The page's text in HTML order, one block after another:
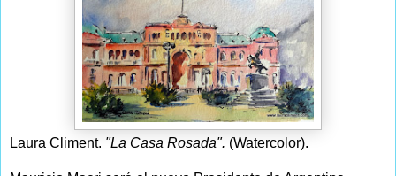
Laura Climent. "La Casa Rosada". (Watercolor).